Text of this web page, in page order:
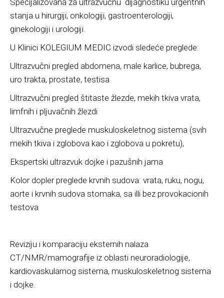
Specijalizovana za ultrazvučnu dijagnostiku urgentnih
stanja u hirurgiji, onkologiji, gastroenterologiji,
ginekologiji i urologiji.
U Klinici KOLEGIUM MEDIC izvodi sledeće preglede:
Ultrazvučni pregled abdomena, male karlice, bubrega,
uro trakta, prostate, testisa
Ultrazvučni pregled štitaste žlezde, mekih tkiva vrata,
limfnih i pljuvačnih žlezdi
Ultrazvučne preglede muskuloskeletnog sistema (svih
mekih tkiva i zglobova kao i zglobova u pokretu),
Ekspertski ultrazvuk dojke i pazušnih jama
Kolor dopler preglede krvnih sudova: vrata, ruku, nogu,
aorte i krvnih sudova stomaka, sa illi bez provokacionih
testova
Reviziju i komparaciju eksternih nalaza
CT/NMR/mamografije iz oblasti neuroradiologije,
kardiovaskularnog sistema, muskuloskeletnog sistema
i dojke.